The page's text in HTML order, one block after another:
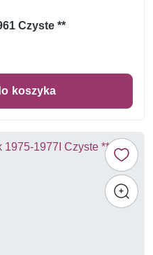
Czyste **
koszyka